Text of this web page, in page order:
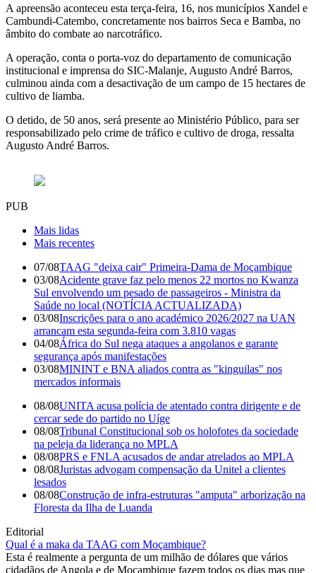
A apreensão aconteceu esta terça-feira, 16, nos municípios Xandel e
Cambundi-Catembo, concretamente nos bairros Seca e Bamba, no
âmbito do combate ao narcotráfico.
A operação, conta o porta-voz do departamento de comunicação
institucional e imprensa do SIC-Malanje, Augusto André Barros,
culminou ainda com a desactivação de um campo de 15 hectares de
cultivo de liamba.
O detido, de 50 anos, será presente ao Ministério Público, para ser
responsabilizado pelo crime de tráfico e cultivo de droga, ressalta
Augusto André Barros.
PUB
Mais lidas
Mais recentes
07/08TAAG "deixa cair" Primeira-Dama de Moçambique
03/08Acidente grave faz pelo menos 22 mortos no Kwanza
Sul envolvendo um pesado de passageiros - Ministra da
Saúde no local (NOTÍCIA ACTUALIZADA)
03/08Inscrições para o ano académico 2026/2027 na UAN
arrancam esta segunda-feira com 3.810 vagas
04/08África do Sul nega ataques a angolanos e garante
segurança após manifestações
03/08MININT e BNA aliados contra as "kinguilas" nos
mercados informais
08/08UNITA acusa polícia de atentado contra dirigente e de
cercar sede do partido no Uíge
08/08Tribunal Constitucional sob os holofotes da sociedade
na peleja da liderança no MPLA
08/08PRS e FNLA acusados de andar atrelados ao MPLA
08/08Juristas advogam compensação da Unitel a clientes
lesados
08/08Construção de infra-estruturas "amputa" arborização na
Floresta da Ilha de Luanda
Editorial
Qual é a maka da TAAG com Moçambique?
Esta é realmente a pergunta de um milhão de dólares que vários
cidadãos de Angola e de Moçambique fazem todos os dias mas que